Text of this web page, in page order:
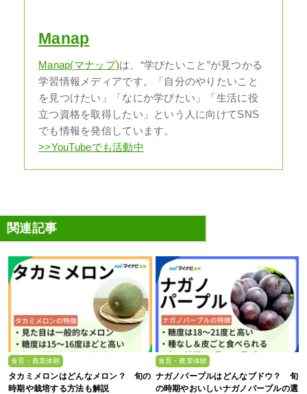
Manap
Manap(マナップ)は、“学びたいこと”が見つかる
学習情報メディアです。「自分のやりたいこと
を見つけたい」「なにか学びたい」「生活に役
立つ資格を取得したい」という人に向けてSNS
でも情報を発信しています。
>>YouTubeでも活動中
関連記事
食育・農業体験
タカミメロンはどんなメロン？ 旬の
時期や栽培する方法も解説
食育・農業体験
ナガノパープルはどんなブドウ？ 旬
の時期やおいしいナガノパープルの選